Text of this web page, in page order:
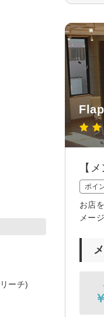
【
ポイ
お店
メー
ーチ)